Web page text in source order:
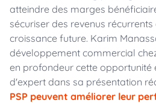
atteindre des marges
sécuriser des revenus
croissance future. Karim
développement commercial
en profondeur cette opportunité
d'expert dans sa présentation
PSP peuvent améliorer leur